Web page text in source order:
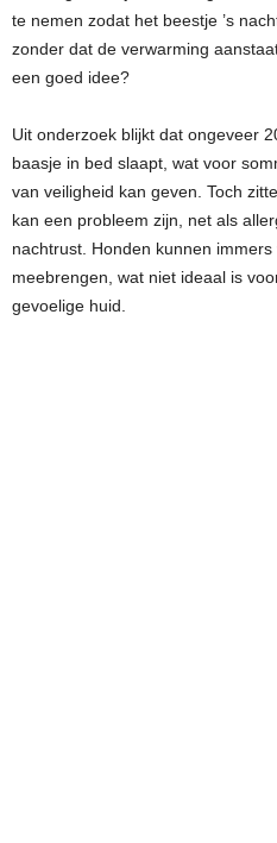
te nemen zodat het beestje ’s
zonder dat de verwarming
een goed idee?
Uit onderzoek blijkt dat ongeveer
baasje in bed slaapt, wat voor
van veiligheid kan geven. Toch
kan een probleem zijn, net als
nachtrust. Honden kunnen
meebrengen, wat niet ideaal is
gevoelige huid.